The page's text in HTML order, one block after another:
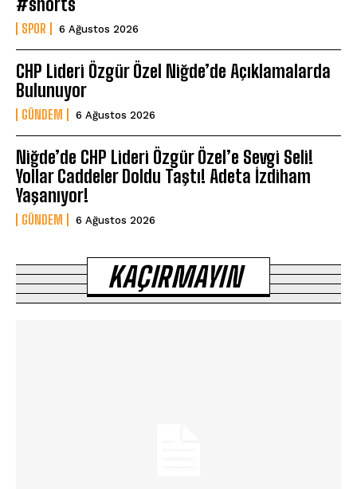
#shorts
SPOR 6 Ağustos 2026
CHP Lideri Özgür Özel Niğde’de Açıklamalarda
Bulunuyor
GÜNDEM 6 Ağustos 2026
Niğde’de CHP Lideri Özgür Özel’e Sevgi Seli!
Yollar Caddeler Doldu Taştı! Adeta İzdiham
Yaşanıyor!
GÜNDEM 6 Ağustos 2026
KAÇIRMAYIN